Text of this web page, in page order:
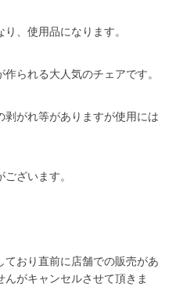
、使用品になります。
られる大人気のチェアです。
がれ等がありますが使用には
ざいます。
ており直前に店舗での販売があ
がキャンセルさせて頂きま